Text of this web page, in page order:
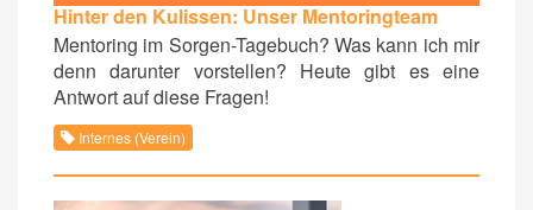
Hinter den Kulissen: Unser Mentoringteam
Mentoring im Sorgen-Tagebuch? Was kann ich mir
denn darunter vorstellen? Heute gibt es eine
Antwort auf diese Fragen!
Internes (Verein)